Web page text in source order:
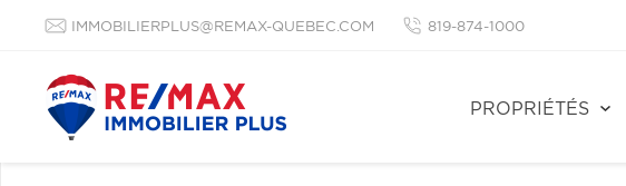
IMMOBILIERPLUS@REMAX-QUEBEC.COM 819-874-1000
PROPRIÉTÉS